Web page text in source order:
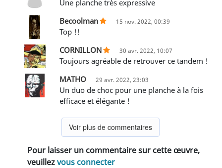
Une planche très expressive
Becoolman
15 nov. 2022, 00:39
Top !!
CORNILLON
30 avr. 2022, 10:07
Toujours agréable de retrouver ce tandem !
MATHO
29 avr. 2022, 23:03
Un duo de choc pour une planche à la fois
efficace et élégante !
Voir plus de commentaires
Pour laisser un commentaire sur cette œuvre,
veuillezvous connecter